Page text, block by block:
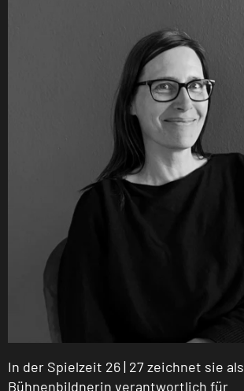
In der Spielzeit 26 | 27 zeichnet sie als
Bühnenbildnerin verantwortlich für